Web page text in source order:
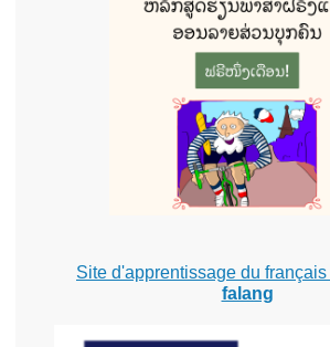
Site d'apprentissage du français
falang